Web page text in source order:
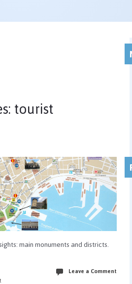
tourist
main monuments and districts.
Leave a Comment